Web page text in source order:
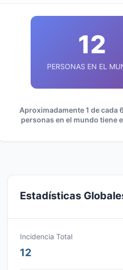
12
PERSONAS EN EL
Aproximadamente 1 de cada
personas en el mundo tiene
Estadísticas
Incidencia Total
12